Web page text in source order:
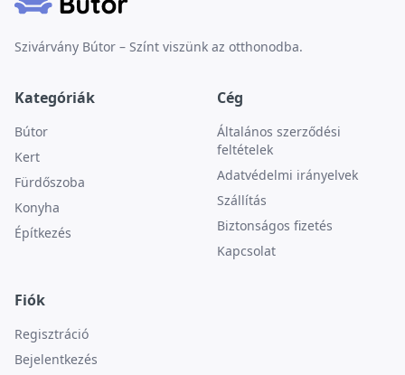
Szivárvány Bútor – Színt viszünk az otthonodba.
Kategóriák
Bútor
Kert
Fürdőszoba
Konyha
Építkezés
Cég
Általános szerződési
feltételek
Adatvédelmi irányelvek
Szállítás
Biztonságos fizetés
Kapcsolat
Fiók
Regisztráció
Bejelentkezés